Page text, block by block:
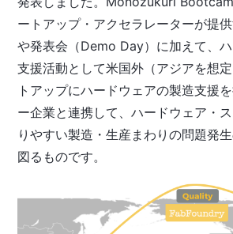
ートアップ・アクセラレーターが提
や発表会（Demo Day）に加えて、
支援活動として米国外（アジアを想
トアップにハードウェアの製造支援
ー企業と連携して、ハードウェア・
りやすい製造・生産まわりの問題発
図るものです。